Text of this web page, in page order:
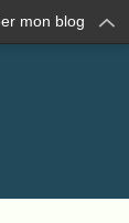
mon blog